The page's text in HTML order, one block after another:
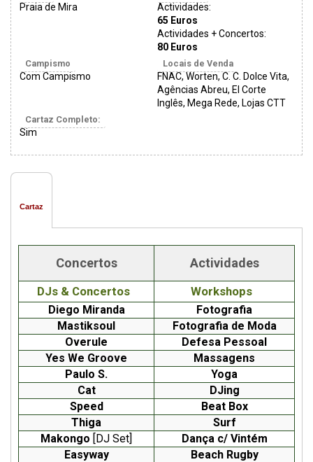
Praia de Mira
Actividades:
65 Euros
Actividades + Concertos:
80 Euros
Campismo
Com Campismo
Locais de Venda
FNAC, Worten, C. C. Dolce Vita,
Agências Abreu, El Corte
Inglês, Mega Rede, Lojas CTT
Cartaz Completo:
Sim
Cartaz
Concertos Actividades
Makongo [DJ Set]
Dança c/ Vintém
Easyway
Beach Rugby
DJs & Concertos Workshops
Diego Miranda
Fotografia
Mastiksoul
Fotografia de Moda
Overule
Defesa Pessoal
Yes We Groove
Massagens
Paulo S.
Yoga
Cat
DJing
Speed
Beat Box
Thiga
Surf